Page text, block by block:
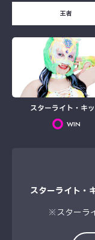
王者
スターライト・キ
WIN
スターライト・
※スターラ